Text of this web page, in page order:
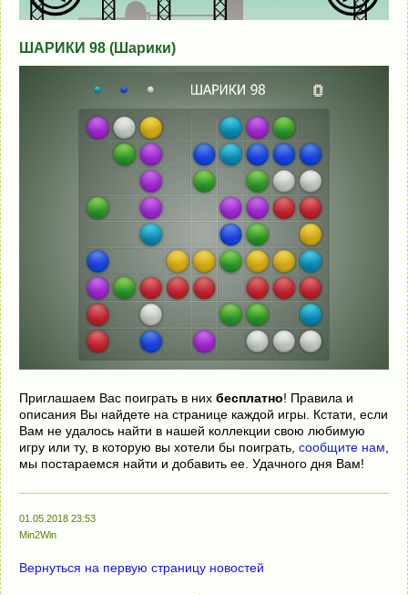
ШАРИКИ 98 (Шарики)
Приглашаем Вас поиграть в них бесплатно! Правила и
описания Вы найдете на странице каждой игры. Кстати, если
Вам не удалось найти в нашей коллекции свою любимую
игру или ту, в которую вы хотели бы поиграть, сообщите нам
мы постараемся найти и добавить ее. Удачного дня Вам!
01.05.2018 23:53
Min2Win
Вернуться на первую страницу новостей